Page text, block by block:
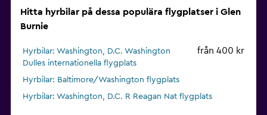
Hitta hyrbilar på dessa populära flygplatser i Glen
Burnie
Hyrbilar: Washington, D.C. Washington
Dulles internationella flygplats
från 400 kr
Hyrbilar: Baltimore/Washington flygplats
Hyrbilar: Washington, D.C. R Reagan Nat flygplats